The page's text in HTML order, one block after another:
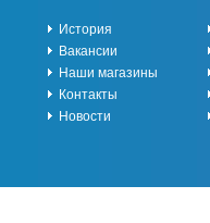
История
Вакансии
Наши магазины
Контакты
Новости